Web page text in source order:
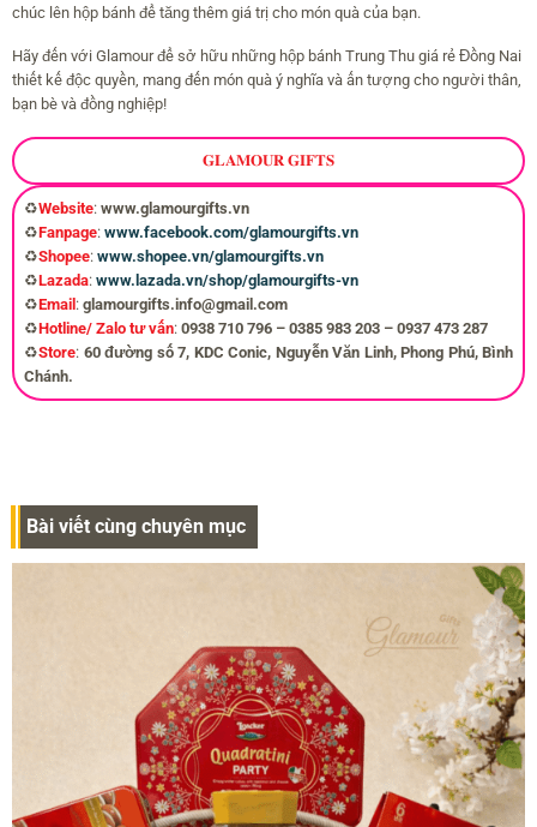
chúc lên hộp bánh để tăng thêm giá trị cho món quà của bạn.
Hãy đến với Glamour để sở hữu những hộp bánh Trung Thu giá rẻ Đồng Nai
thiết kế độc quyền, mang đến món quà ý nghĩa và ấn tượng cho người thân,
bạn bè và đồng nghiệp!
𝐆𝐋𝐀𝐌𝐎𝐔𝐑 𝐆𝐈𝐅𝐓𝐒
♻️Website: www.glamourgifts.vn
♻️Fanpage: www.facebook.com/glamourgifts.vn
♻️Shopee: www.shopee.vn/glamourgifts.vn
♻️Lazada: www.lazada.vn/shop/glamourgifts-vn
♻️Email : glamourgifts.info@gmail.com
♻️Hotline/ Zalo tư vấn: 0938 710 796 – 0385 983 203 – 0937 473 287
♻️Store: 60 đường số 7, KDC Conic, Nguyễn Văn Linh, Phong Phú, Bình
Chánh.
Bài viết cùng chuyên mục